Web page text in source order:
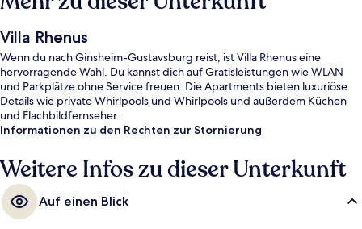
Villa Rhenus
Wenn du nach Ginsheim-Gustavsburg reist, ist Villa Rhenus eine
hervorragende Wahl. Du kannst dich auf Gratisleistungen wie WLAN
und Parkplätze ohne Service freuen. Die Apartments bieten luxuriöse
Details wie private Whirlpools und Whirlpools und außerdem Küchen
und Flachbildfernseher.
Informationen zu den Rechten zur Stornierung
Weitere Infos zu dieser Unterkunft
Auf einen Blick